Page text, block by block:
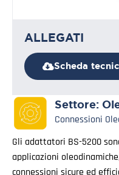
ALLEGATI
Scheda
Settore:
Connessioni
Gli adattatori BS-5200
applicazioni
connessioni sicure ed